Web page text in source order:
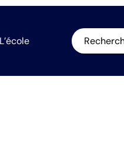
L’école